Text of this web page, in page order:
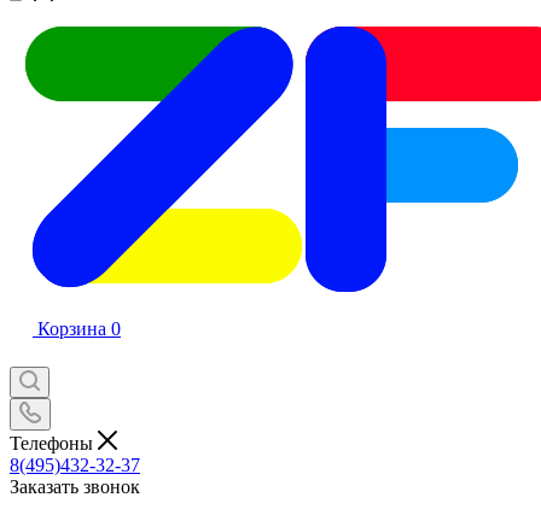
Корзина 0
Телефоны
8(495)432-32-37
Заказать звонок